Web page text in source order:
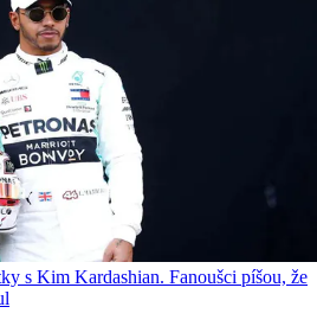
s Kim Kardashian. Fanoušci píšou, že